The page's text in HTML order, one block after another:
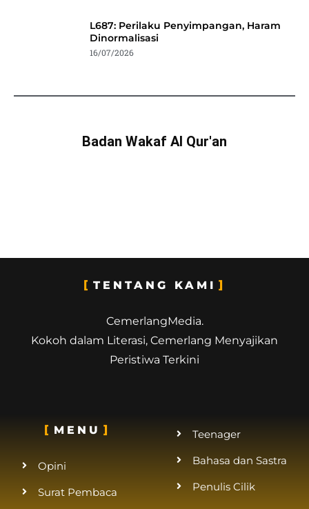
L687: Perilaku Penyimpangan, Haram
Dinormalisasi
16/07/2026
Badan Wakaf Al Qur'an
TENTANG KAMI
CemerlangMedia.
Kokoh dalam Literasi, Cemerlang Menyajikan
Peristiwa Terkini
MENU
Opini
Surat Pembaca
Teenager
Bahasa dan Sastra
Penulis Cilik